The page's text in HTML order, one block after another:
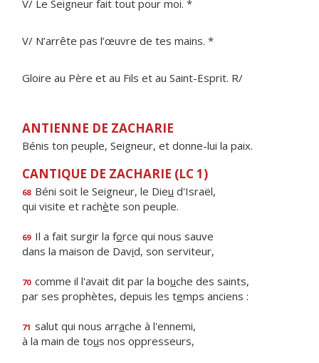
V/ Le Seigneur fait tout pour moi. *
V/ N’arrête pas l’œuvre de tes mains. *
Gloire au Père et au Fils et au Saint-Esprit. R/
ANTIENNE DE ZACHARIE
Bénis ton peuple, Seigneur, et donne-lui la paix.
CANTIQUE DE ZACHARIE (LC 1)
68 Béni soit le Seigneur, le Dieu d'Israël,
qui visite et rachète son peuple.
69 Il a fait surgir la force qui nous sauve
dans la maison de David, son serviteur,
70 comme il l'avait dit par la bouche des saints,
par ses prophètes, depuis les temps anciens :
71 salut qui nous arrache à l'ennemi,
à la main de tous nos oppresseurs,